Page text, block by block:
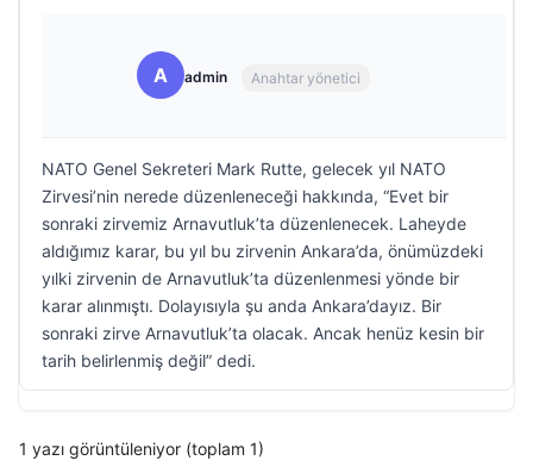
A admin Anahtar yönetici
NATO Genel Sekreteri Mark Rutte, gelecek yıl NATO
Zirvesi’nin nerede düzenleneceği hakkında, “Evet bir
sonraki zirvemiz Arnavutluk’ta düzenlenecek. Laheyde
aldığımız karar, bu yıl bu zirvenin Ankara’da, önümüzdeki
yılki zirvenin de Arnavutluk’ta düzenlenmesi yönde bir
karar alınmıştı. Dolayısıyla şu anda Ankara’dayız. Bir
sonraki zirve Arnavutluk’ta olacak. Ancak henüz kesin bir
tarih belirlenmiş değil” dedi.
1 yazı görüntüleniyor (toplam 1)